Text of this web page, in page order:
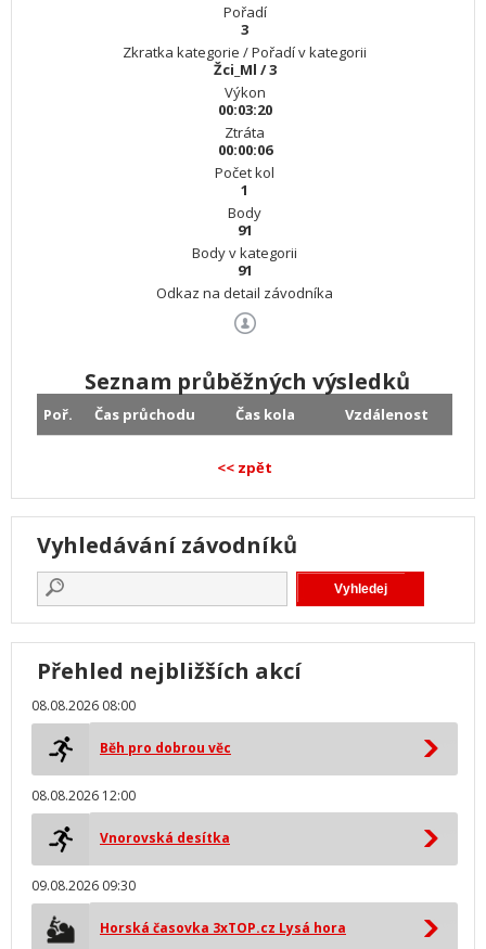
Pořadí
3
Zkratka kategorie / Pořadí v kategorii
Žci_Ml / 3
Výkon
00:03:20
Ztráta
00:00:06
Počet kol
1
Body
91
Body v kategorii
91
Odkaz na detail závodníka
Seznam průběžných výsledků
Poř. Čas průchodu Čas kola Vzdálenost
<< zpět
Vyhledávání závodníků
Přehled nejbližších akcí
08.08.2026 08:00
Běh pro dobrou věc
08.08.2026 12:00
Vnorovská desítka
09.08.2026 09:30
Horská časovka 3xTOP.cz Lysá hora